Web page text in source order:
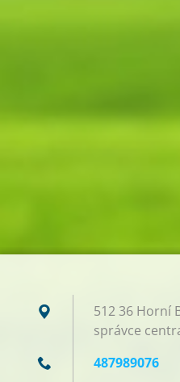
512 36 Horní
správce
487989076